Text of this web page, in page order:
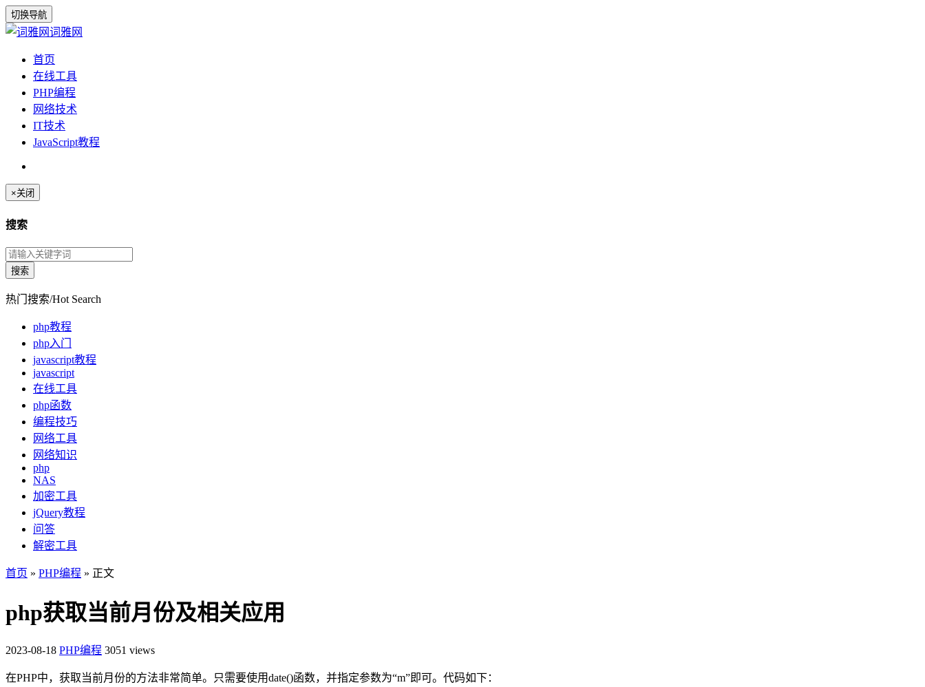
切换导航
词雅网
首页
在线工具
PHP编程
网络技术
IT技术
JavaScript教程
×关闭
搜索
热门搜索/Hot Search
php教程
php入门
javascript教程
javascript
在线工具
php函数
编程技巧
网络工具
网络知识
php
NAS
加密工具
jQuery教程
问答
解密工具
首页 » PHP编程 » 正文
php获取当前月份及相关应用
2023-08-18 PHP编程 3051 views
在PHP中，获取当前月份的方法非常简单。只需要使用date()函数，并指定参数为“m”即可。代码如下：